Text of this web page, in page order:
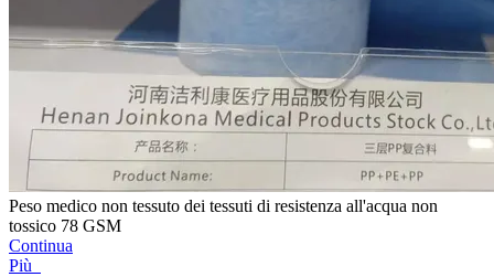
Peso medico non tessuto dei tessuti di resistenza all'acqua non
tossico 78 GSM
Continua
Più